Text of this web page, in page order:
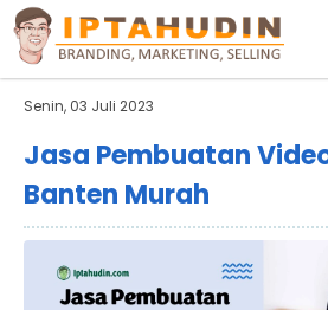
BARAND ANDA
Deskripsi Singkat Saja
Senin, 03 Juli 2023
Jasa Pembuatan
Banten Murah